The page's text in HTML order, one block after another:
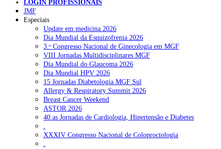
NOTÍCIAS RECENTES
Quase 11.900 jovens recorreram aos cheques psicólogo e
nutricionista no primeiro mês 7 de Agosto, 2026
ULS de Coimbra estreia cirurgia endoscópica do ouvido com
apoio robótico em Portugal 7 de Agosto, 2026
Enfermeiros exigem esclarecimentos sobre eventual gestão
privada da ULS do Algarve 7 de Agosto, 2026
Ordem dos Médicos alerta para riscos no novo sistema de acesso
a consultas e cirurgias
LOGIN PROFISSIONAIS
JMF
Especiais
Update em medicina 2026
Dia Mundial da Esquizofrenia 2026
3.ᵒ Congresso Nacional de Ginecologia em MGF
VIII Jornadas Multidisciplinares MGF
Dia Mundial do Glaucoma 2026
Dia Mundial HPV 2026
15 Jornadas Diabetologia MGF Sul
Allergy & Respiratory Summit 2026
Breast Cancer Weekend
ASTOR 2026
40.as Jornadas de Cardiologia, Hipertensão e Diabetes
.
XXXIV Congresso Nacional de Coloproctologia
.